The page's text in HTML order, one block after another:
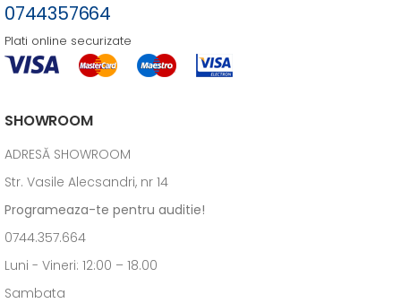
0744357664
Plati online securizate
SHOWROOM
ADRESĂ SHOWROOM
Str. Vasile Alecsandri, nr 14
Programeaza-te pentru auditie!
0744.357.664
Luni - Vineri: 12:00 – 18.00
Sambata